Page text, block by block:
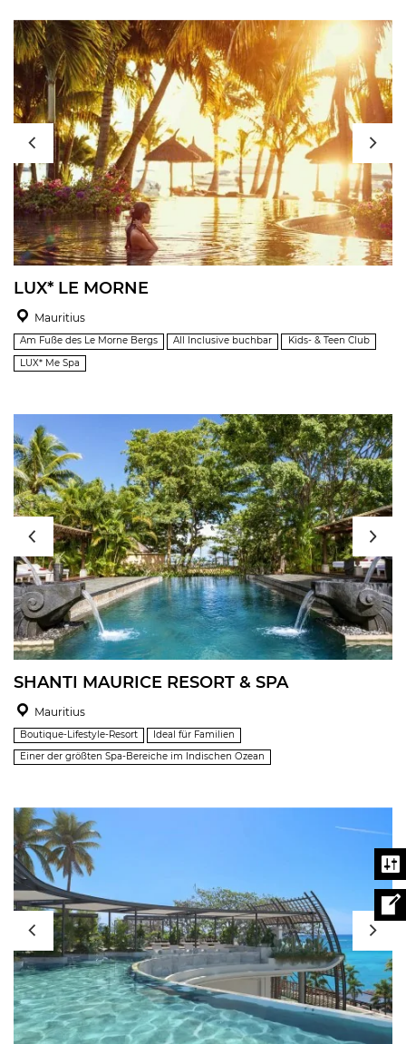
LUX* LE MORNE
Mauritius
Am Fuße des Le Morne Bergs All Inclusive buchbar
Kids- & Teen Club
LUX* Me Spa
SHANTI MAURICE RESORT & SPA
Mauritius
Boutique-Lifestyle-Resort
Ideal für Familien
Einer der größten Spa-Bereiche im Indischen Ozean